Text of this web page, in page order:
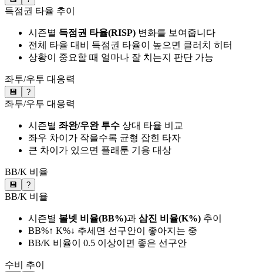
득점권 타율 추이
시즌별 득점권 타율(RISP) 변화를 보여줍니다
전체 타율 대비 득점권 타율이 높으면 클러치 히터
상황이 중요할 때 얼마나 잘 치는지 판단 가능
좌투/우투 대응력
💾 ?
좌투/우투 대응력
시즌별 좌완/우완 투수 상대 타율 비교
좌우 차이가 작을수록 균형 잡힌 타자
큰 차이가 있으면 플래툰 기용 대상
BB/K 비율
💾 ?
BB/K 비율
시즌별 볼넷 비율(BB%)과 삼진 비율(K%) 추이
BB%↑ K%↓ 추세면 선구안이 좋아지는 중
BB/K 비율이 0.5 이상이면 좋은 선구안
수비 추이